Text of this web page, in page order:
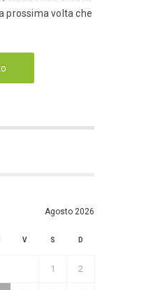
prossima volta che
Agosto 2026
V S D
1 2